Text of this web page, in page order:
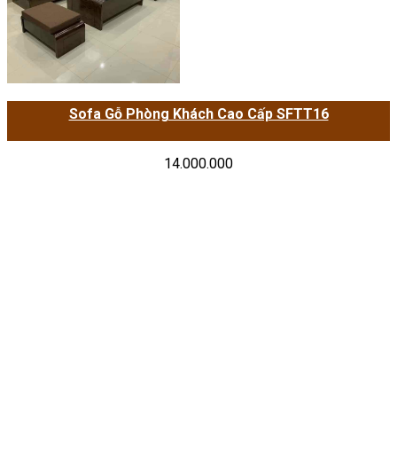
Sofa Gỗ Phòng Khách Cao Cấp SFTT16
14.000.000